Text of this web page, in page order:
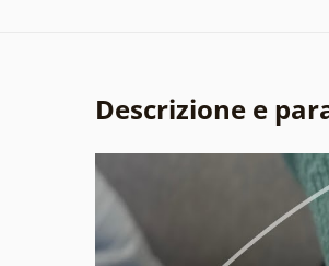
Descrizione e